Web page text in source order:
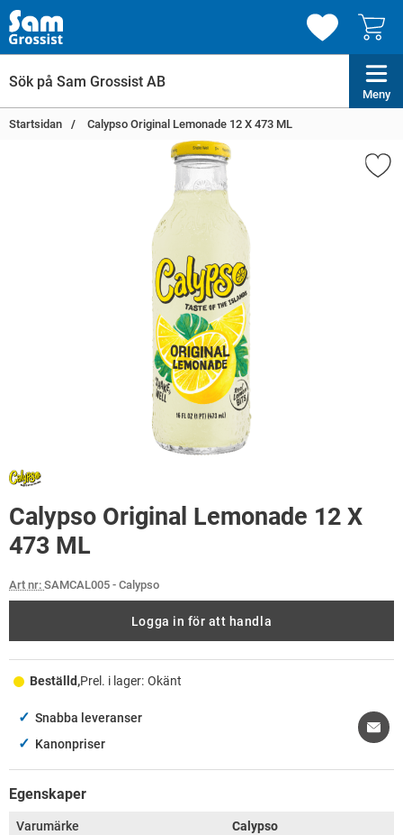
Meny
Startsidan Calypso Original Lemonade 12 X 473 ML
Calypso Original Lemonade 12 X
473 ML
Art nr: SAMCAL005 - Calypso
Logga in för att handla
Beställd,Prel. i lager: Okänt
✓ Snabba leveranser
✓ Kanonpriser
Egenskaper
Varumärke Calypso